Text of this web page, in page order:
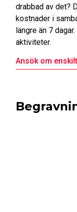
drabbad av det?
kostnader i
längre än 7
aktiviteter.
Ansök om